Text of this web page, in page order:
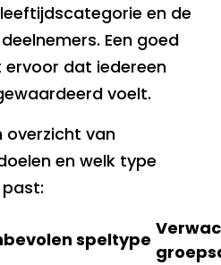
en de
Een goed
ervoor dat iedereen
voelt.
overzicht van
en welk type
speltype